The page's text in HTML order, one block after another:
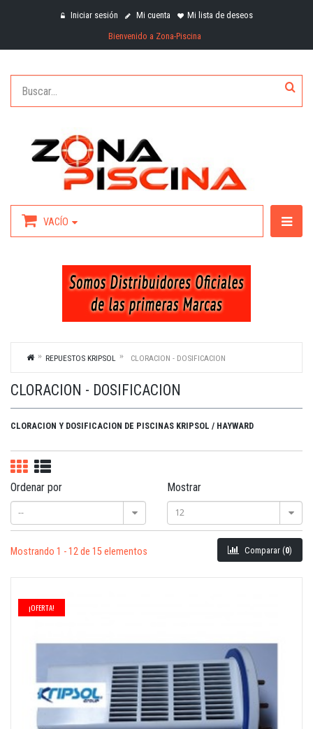
Iniciar sesión Mi cuenta
Mi lista de deseos
Bienvenido a Zona-Piscina
VACÍO
REPUESTOS KRIPSOL CLORACION - DOSIFICACION
CLORACION - DOSIFICACION
CLORACION Y DOSIFICACION DE PISCINAS KRIPSOL / HAYWARD
Ordenar por
--
Mostrar
12
Mostrando 1 - 12 de 15 elementos Comparar (0)
¡OFERTA!